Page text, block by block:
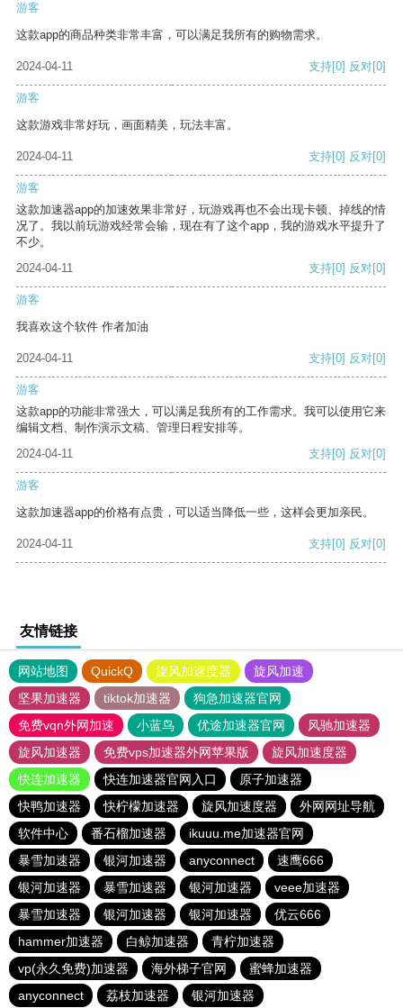
游客
这款app的商品种类非常丰富，可以满足我所有的购物需求。
2024-04-11 支持[0] 反对[0]
游客
这款游戏非常好玩，画面精美，玩法丰富。
2024-04-11 支持[0] 反对[0]
游客
这款加速器app的加速效果非常好，玩游戏再也不会出现卡顿、掉线的情
况了。我以前玩游戏经常会输，现在有了这个app，我的游戏水平提升了
不少。
2024-04-11
支持[0] 反对[0]
游客
我喜欢这个软件 作者加油
2024-04-11 支持[0] 反对[0]
游客
这款app的功能非常强大，可以满足我所有的工作需求。我可以使用它来
编辑文档、制作演示文稿、管理日程安排等。
2024-04-11
支持[0] 反对[0]
游客
这款加速器app的价格有点贵，可以适当降低一些，这样会更加亲民。
2024-04-11 支持[0] 反对[0]
友情链接
网站地图 QuickQ 旋风加速度器
旋风加速
坚果加速器
tiktok加速器
狗急加速器官网
免费vqn外网加速
小蓝鸟 优途加速器官网
风驰加速器
旋风加速器
免费vps加速器外网苹果版
旋风加速度器
快连加速器
快连加速器官网入口
原子加速器
快鸭加速器
快柠檬加速器 旋风加速度器
外网网址导航
软件中心
番石榴加速器
ikuuu.me加速器官网
暴雪加速器
银河加速器 anyconnect
速鹰666
银河加速器
暴雪加速器 银河加速器
veee加速器
暴雪加速器
银河加速器 银河加速器
优云666
hammer加速器
白鲸加速器
青柠加速器
vp(永久免费)加速器
海外梯子官网
蜜蜂加速器
anyconnect
荔枝加速器 银河加速器